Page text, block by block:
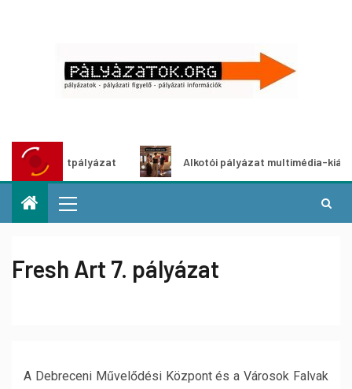
Alkotói pályázat multimédia-kiállításhoz
Fresh Art 7. pályázat
A Debreceni Művelődési Központ és a Városok Falvak